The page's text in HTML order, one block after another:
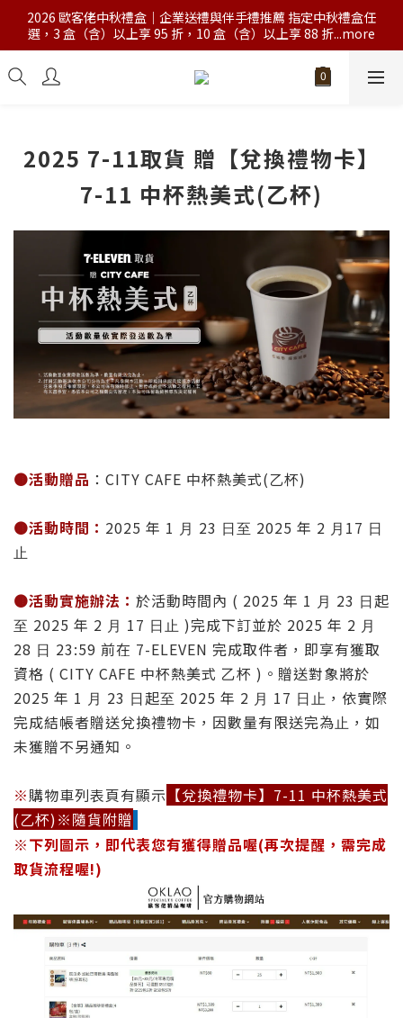
2026 歐客佬中秋禮盒｜企業送禮與伴手禮推薦 指定中秋禮盒任
選，3 盒（含）以上享 95 折，10 盒（含）以上享 88 折...more
2025 7-11取貨 贈【兌換禮物卡】
7-11 中杯熱美式(乙杯)
🟤活動贈品 ：CITY CAFE 中杯熱美式(乙杯)
🟤活動時間： 2025 年 1 ⽉ 23 ⽇⾄ 2025 年 2 ⽉17 ⽇
⽌
🟤活動實施辦法： 於活動時間內 ( 2025 年 1 ⽉ 23 ⽇起
⾄ 2025 年 2 ⽉ 17 ⽇⽌ )完成下訂並於 2025 年 2 ⽉
28 ⽇ 23:59 前在 7-ELEVEN 完成取件者，即享有獲取
資格 ( CITY CAFE 中杯熱美式 ⼄杯 )。贈送對象將於
2025 年 1 ⽉ 23 ⽇起⾄ 2025 年 2 ⽉ 17 ⽇⽌，依實際
完成結帳者贈送兌換禮物卡，因數量有限送完為⽌，如
未獲贈不另通知。
※購物車列表頁有顯示 【兌換禮物卡】7-11 中杯熱美式
(乙杯)※隨貨附贈
※下列圖示，即代表您有獲得贈品喔(再次提醒，需完成
取貨流程喔!)